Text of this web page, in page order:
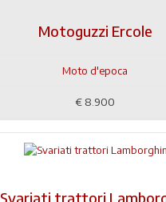
Motoguzzi Ercole
Moto d'epoca
€ 8.900
Svariati trattori